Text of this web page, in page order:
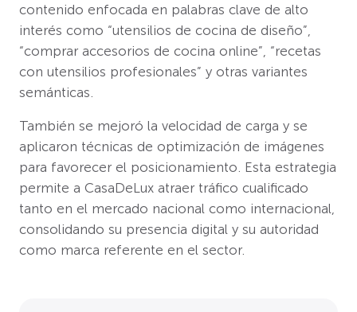
contenido enfocada en palabras clave de alto
interés como “utensilios de cocina de diseño”,
“comprar accesorios de cocina online”, “recetas
con utensilios profesionales” y otras variantes
semánticas.
También se mejoró la velocidad de carga y se
aplicaron técnicas de optimización de imágenes
para favorecer el posicionamiento. Esta estrategia
permite a CasaDeLux atraer tráfico cualificado
tanto en el mercado nacional como internacional,
consolidando su presencia digital y su autoridad
como marca referente en el sector.